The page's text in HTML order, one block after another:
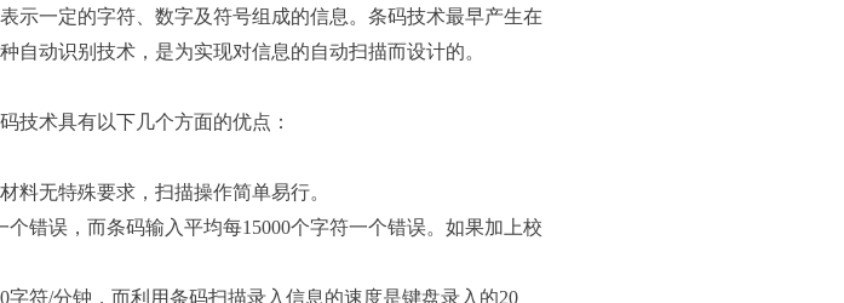
一定的字符、数字及符号组成的信息。条码技术最早产生在
自动识别技术，是为实现对信息的自动扫描而设计的。
技术具有以下几个方面的优点：
料无特殊要求，扫描操作简单易行。
错误，而条码输入平均每15000个字符一个错误。如果加上校
符/分钟，而利用条码扫描录入信息的速度是键盘录入的20